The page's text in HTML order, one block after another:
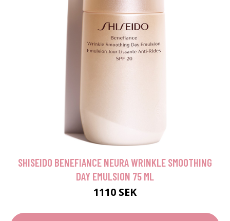
SHISEIDO BENEFIANCE NEURA WRINKLE SMOOTHING
DAY EMULSION 75 ML
1110 SEK